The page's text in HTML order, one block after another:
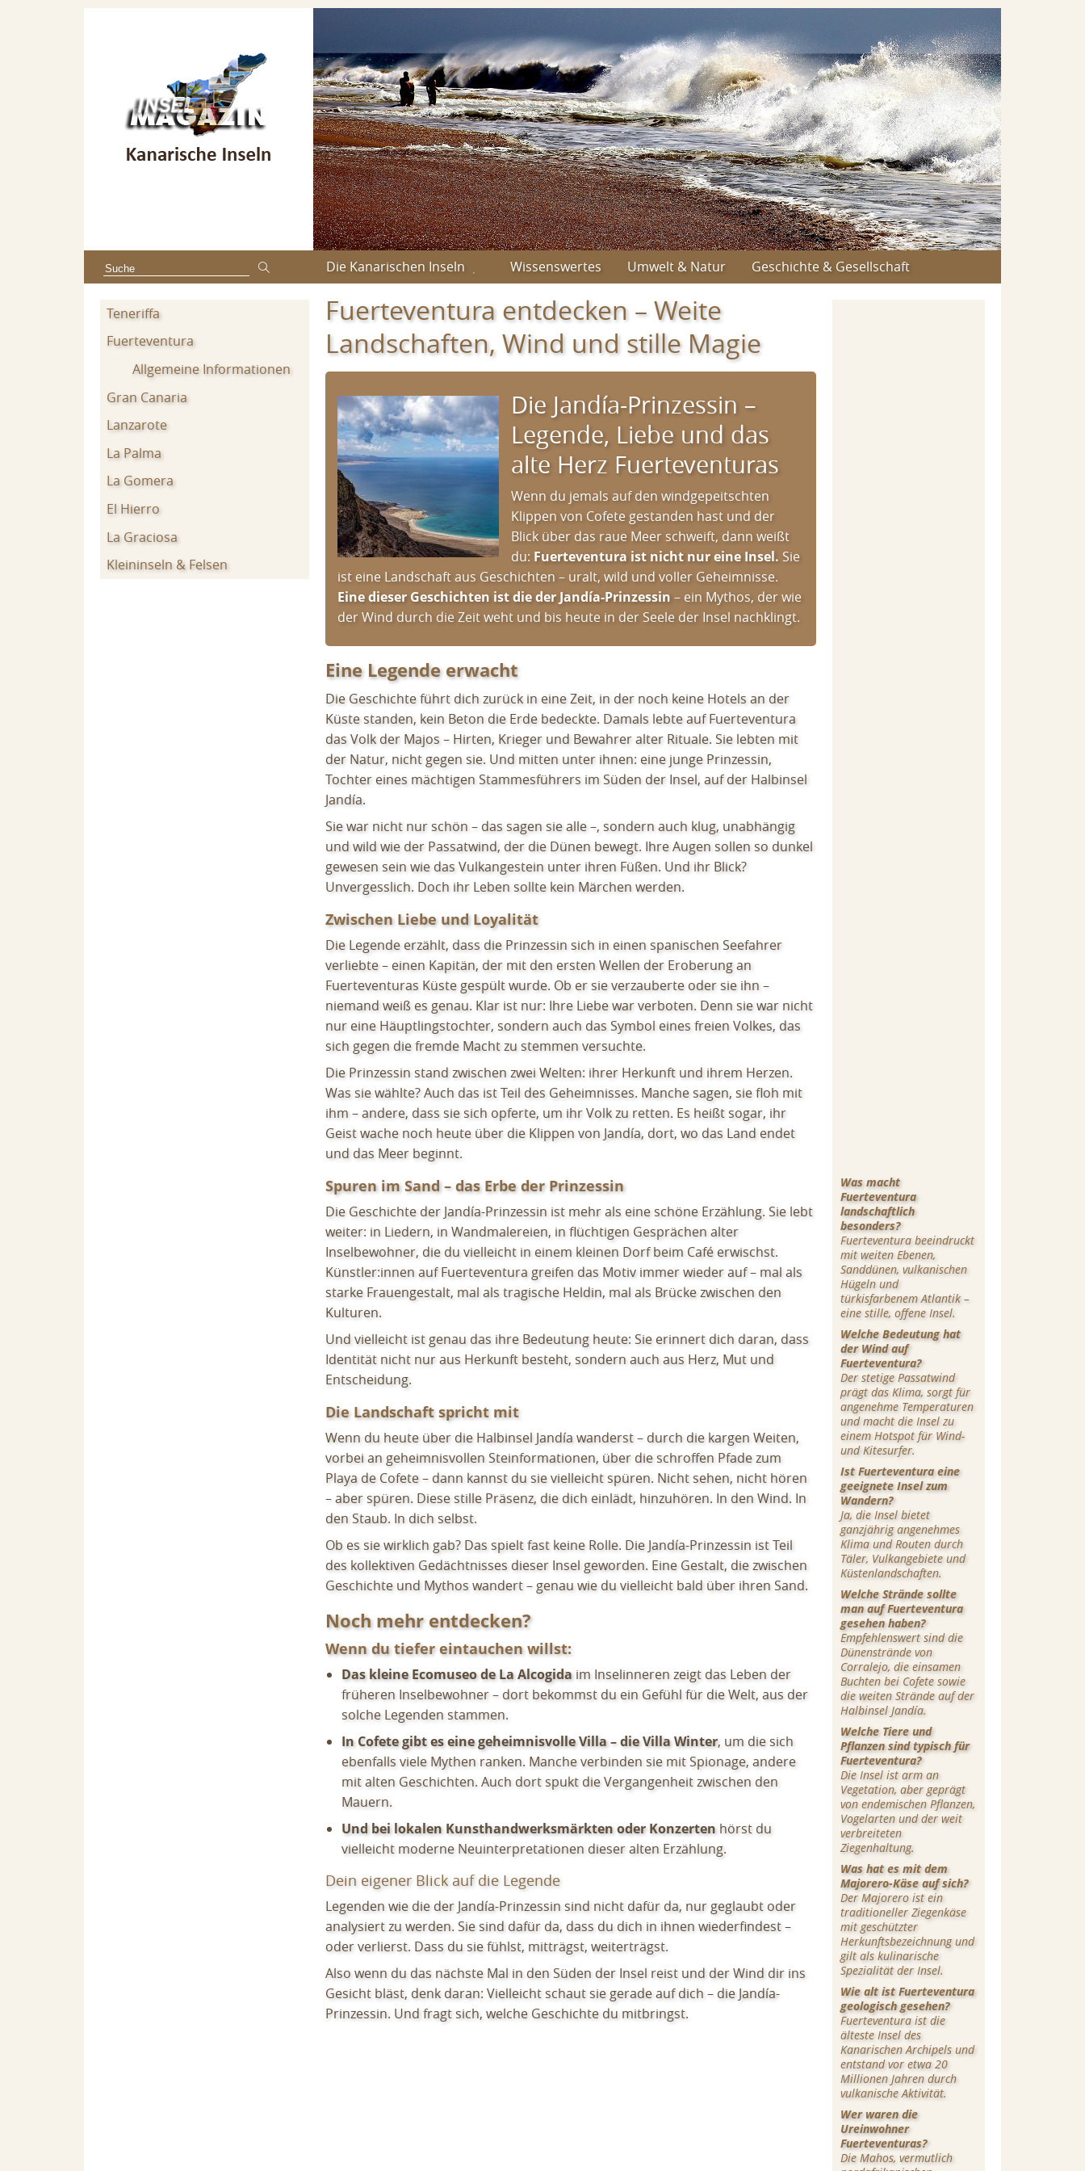
Die Kanarischen Inseln Wissenswertes Umwelt & Natur Geschichte & Gesellschaft
Teneriffa
Fuerteventura
Allgemeine Informationen
Gran Canaria
Lanzarote
La Palma
La Gomera
El Hierro
La Graciosa
Kleininseln & Felsen
Fuerteventura entdecken – Weite
Landschaften, Wind und stille Magie
Die Jandía-Prinzessin –
Legende, Liebe und das
alte Herz Fuerteventuras
Wenn du jemals auf den windgepeitschten
Klippen von Cofete gestanden hast und der
Blick über das raue Meer schweift, dann weißt
du: Fuerteventura ist nicht nur eine Insel. Sie
ist eine Landschaft aus Geschichten – uralt, wild und voller Geheimnisse.
Eine dieser Geschichten ist die der Jandía-Prinzessin – ein Mythos, der wie
der Wind durch die Zeit weht und bis heute in der Seele der Insel nachklingt.
Eine Legende erwacht
Die Geschichte führt dich zurück in eine Zeit, in der noch keine Hotels an der
Küste standen, kein Beton die Erde bedeckte. Damals lebte auf Fuerteventura
das Volk der Majos – Hirten, Krieger und Bewahrer alter Rituale. Sie lebten mit
der Natur, nicht gegen sie. Und mitten unter ihnen: eine junge Prinzessin,
Tochter eines mächtigen Stammesführers im Süden der Insel, auf der Halbinsel
Jandía.
Sie war nicht nur schön – das sagen sie alle –, sondern auch klug, unabhängig
und wild wie der Passatwind, der die Dünen bewegt. Ihre Augen sollen so dunkel
gewesen sein wie das Vulkangestein unter ihren Füßen. Und ihr Blick?
Unvergesslich. Doch ihr Leben sollte kein Märchen werden.
Zwischen Liebe und Loyalität
Die Legende erzählt, dass die Prinzessin sich in einen spanischen Seefahrer
verliebte – einen Kapitän, der mit den ersten Wellen der Eroberung an
Fuerteventuras Küste gespült wurde. Ob er sie verzauberte oder sie ihn –
niemand weiß es genau. Klar ist nur: Ihre Liebe war verboten. Denn sie war nicht
nur eine Häuptlingstochter, sondern auch das Symbol eines freien Volkes, das
sich gegen die fremde Macht zu stemmen versuchte.
Die Prinzessin stand zwischen zwei Welten: ihrer Herkunft und ihrem Herzen.
Was sie wählte? Auch das ist Teil des Geheimnisses. Manche sagen, sie floh mit
ihm – andere, dass sie sich opferte, um ihr Volk zu retten. Es heißt sogar, ihr
Geist wache noch heute über die Klippen von Jandía, dort, wo das Land endet
und das Meer beginnt.
Spuren im Sand – das Erbe der Prinzessin
Die Geschichte der Jandía-Prinzessin ist mehr als eine schöne Erzählung. Sie lebt
weiter: in Liedern, in Wandmalereien, in flüchtigen Gesprächen alter
Inselbewohner, die du vielleicht in einem kleinen Dorf beim Café erwischst.
Künstler:innen auf Fuerteventura greifen das Motiv immer wieder auf – mal als
starke Frauengestalt, mal als tragische Heldin, mal als Brücke zwischen den
Kulturen.
Und vielleicht ist genau das ihre Bedeutung heute: Sie erinnert dich daran, dass
Identität nicht nur aus Herkunft besteht, sondern auch aus Herz, Mut und
Entscheidung.
Die Landschaft spricht mit
Wenn du heute über die Halbinsel Jandía wanderst – durch die kargen Weiten,
vorbei an geheimnisvollen Steinformationen, über die schroffen Pfade zum
Playa de Cofete – dann kannst du sie vielleicht spüren. Nicht sehen, nicht hören
– aber spüren. Diese stille Präsenz, die dich einlädt, hinzuhören. In den Wind. In
den Staub. In dich selbst.
Ob es sie wirklich gab? Das spielt fast keine Rolle. Die Jandía-Prinzessin ist Teil
des kollektiven Gedächtnisses dieser Insel geworden. Eine Gestalt, die zwischen
Geschichte und Mythos wandert – genau wie du vielleicht bald über ihren Sand.
Noch mehr entdecken?
Wenn du tiefer eintauchen willst:
Das kleine Ecomuseo de La Alcogidaim Inselinneren zeigt das Leben der
früheren Inselbewohner – dort bekommst du ein Gefühl für die Welt, aus der
solche Legenden stammen.
In Cofete gibt es eine geheimnisvolle Villa – die Villa Winter, um die sich
ebenfalls viele Mythen ranken. Manche verbinden sie mit Spionage, andere
mit alten Geschichten. Auch dort spukt die Vergangenheit zwischen den
Mauern.
Und bei lokalen Kunsthandwerksmärkten oder Konzertenhörst du
vielleicht moderne Neuinterpretationen dieser alten Erzählung.
Dein eigener Blick auf die Legende
Legenden wie die der Jandía-Prinzessin sind nicht dafür da, nur geglaubt oder
analysiert zu werden. Sie sind dafür da, dass du dich in ihnen wiederfindest –
oder verlierst. Dass du sie fühlst, mitträgst, weiterträgst.
Also wenn du das nächste Mal in den Süden der Insel reist und der Wind dir ins
Gesicht bläst, denk daran: Vielleicht schaut sie gerade auf dich – die Jandía-
Prinzessin. Und fragt sich, welche Geschichte du mitbringst.
Was macht
Fuerteventura
landschaftlich
besonders?
Fuerteventura beeindruckt
mit weiten Ebenen,
Sanddünen, vulkanischen
Hügeln und
türkisfarbenem Atlantik –
eine stille, offene Insel.
Welche Bedeutung hat
der Wind auf
Fuerteventura?
Der stetige Passatwind
prägt das Klima, sorgt für
angenehme Temperaturen
und macht die Insel zu
einem Hotspot für Wind-
und Kitesurfer.
Ist Fuerteventura eine
geeignete Insel zum
Wandern?
Ja, die Insel bietet
ganzjährig angenehmes
Klima und Routen durch
Täler, Vulkangebiete und
Küstenlandschaften.
Welche Strände sollte
man auf Fuerteventura
gesehen haben?
Empfehlenswert sind die
Dünenstrände von
Corralejo, die einsamen
Buchten bei Cofete sowie
die weiten Strände auf der
Halbinsel Jandía.
Welche Tiere und
Pflanzen sind typisch für
Fuerteventura?
Die Insel ist arm an
Vegetation, aber geprägt
von endemischen Pflanzen,
Vogelarten und der weit
verbreiteten
Ziegenhaltung.
Was hat es mit dem
Majorero-Käse auf sich?
Der Majorero ist ein
traditioneller Ziegenkäse
mit geschützter
Herkunftsbezeichnung und
gilt als kulinarische
Spezialität der Insel.
Wie alt ist Fuerteventura
geologisch gesehen?
Fuerteventura ist die
älteste Insel des
Kanarischen Archipels und
entstand vor etwa 20
Millionen Jahren durch
vulkanische Aktivität.
Wer waren die
Ureinwohner
Fuerteventuras?
Die Mahos, vermutlich